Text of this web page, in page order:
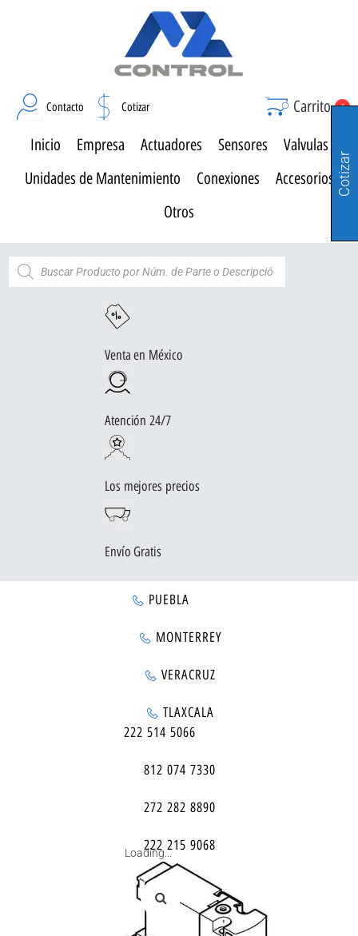
Contacto Cotizar Carrito 0
Inicio Empresa Actuadores Sensores
Valvulas
Unidades de Mantenimiento
Conexiones
Accesorios
Otros
Venta en México
Atención 24/7
Los mejores precios
Envío Gratis
PUEBLA
MONTERREY
VERACRUZ
TLAXCALA
222 514 5066
812 074 7330
272 282 8890
222 215 9068
Loading...
Cotizar